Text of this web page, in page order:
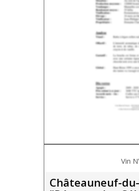
Vin
Châteauneuf-